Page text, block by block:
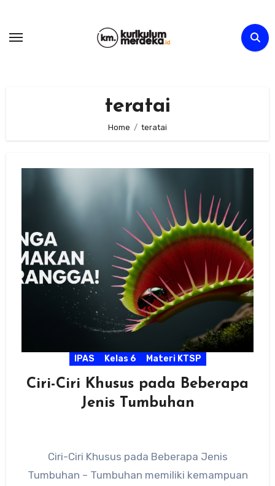
content
teratai
Home teratai
IPAS Kelas 6 Materi KTSP
Ciri-Ciri Khusus pada Beberapa
Jenis Tumbuhan
Ciri-Ciri Khusus pada Beberapa Jenis
Tumbuhan – Tumbuhan memiliki kemampuan